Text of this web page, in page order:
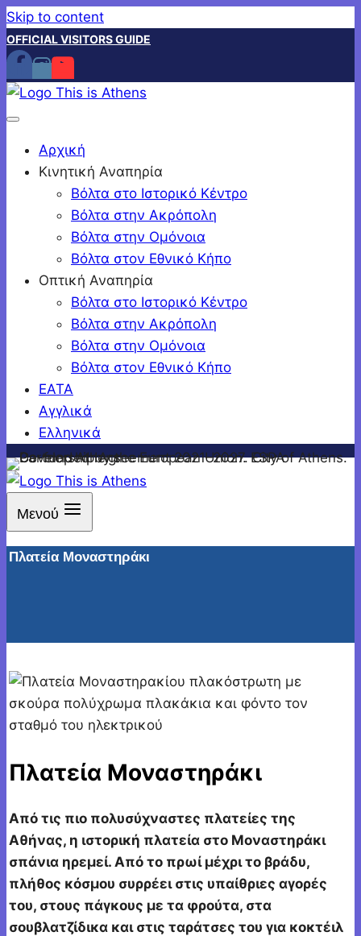
Skip to content
OFFICIAL VISITORS GUIDE
Αρχική
Κινητική Αναπηρία
Βόλτα στο Ιστορικό Κέντρο
Βόλτα στην Ακρόπολη
Βόλτα στην Ομόνοια
Βόλτα στον Εθνικό Κήπο
Οπτική Αναπηρία
Βόλτα στο Ιστορικό Κέντρο
Βόλτα στην Ακρόπολη
Βόλτα στην Ομόνοια
Βόλτα στον Εθνικό Κήπο
ΕΑΤΑ
Αγγλικά
Ελληνικά
Μενού
Πλατεία Μοναστηράκι
Πλατεία Μοναστηράκι
Από τις πιο πολυσύχναστες πλατείες της
Αθήνας, η ιστορική πλατεία στο Μοναστηράκι
σπάνια ηρεμεί. Από το πρωί μέχρι το βράδυ,
πλήθος κόσμου συρρέει στις υπαίθριες αγορές
του, στους πάγκους με τα φρούτα, στα
σουβλατζίδικα και στις ταράτσες του για κοκτέιλ